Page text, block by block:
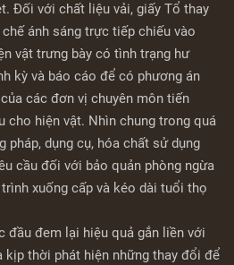
Đối với chất liệu vải, giấy Tổ thay
ánh sáng trực tiếp chiếu vào
vật trưng bày có tình trạng hư
kỳ và báo cáo để có phương án
các đơn vị chuyên môn tiến
cho hiện vật. Nhìn chung trong quá
pháp, dụng cụ, hóa chất sử dụng
cầu đối với bảo quản phòng ngừa
xuống cấp và kéo dài tuổi thọ
đầu đem lại hiệu quả gắn liền với
kịp thời phát hiện những thay đổi để